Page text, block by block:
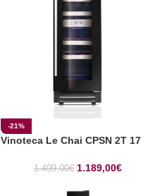
-21%
Vinoteca Le Chai CPSN 2T 17
1.499,00€ 1.189,00€